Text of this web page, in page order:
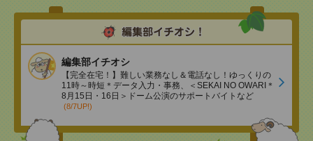
編集部イチオシ
【完全在宅！】難しい業務なし＆電話なし！ゆっくりの
11時～時短＊データ入力・事務、＜SEKAI NO OWARI＊
8月15日・16日＞ドーム公演のサポートバイトなど
(8/7UP!)